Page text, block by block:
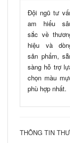
Đội ngũ tư
am hiểu
sắc về
hiệu và
sản phẩm,
sàng hỗ trợ
chọn màu
phù hợp nhất.
THÔNG TIN